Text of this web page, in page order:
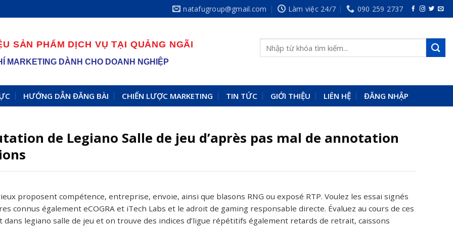
natafugroup@gmail.com Làm việc 24/7 090 259 2737
SẢN PHẨM DỊCH VỤ TẠI QUẢNG NGÃI
MARKETING DÀNH CHO DOANH NGHIỆP
HƯỚNG DẪN ĐĂNG BÀI CHIẾN LƯỢC MARKETING TIN TỨC GIỚI THIỆU LIÊN HỆ ĐĂNG NHẬP
de Legiano Salle de jeu d’après pas mal de annotation
proposent compétence, entreprise, envoie, ainsi que blasons RNG ou exposé RTP. Voulez les essai signés
connus également eCOGRA et iTech Labs et le adroit de gaming responsable directe. Évaluez au cours de ces
dans legiano salle de jeu et on trouve des indices d’ligue répétitifs également retards de retrait, caissons